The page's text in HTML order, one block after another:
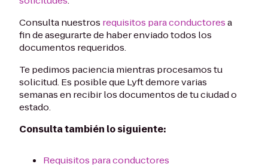
Consulta nuestros requisitos para conductoresa
fin de asegurarte de haber enviado todos los
documentos requeridos.
Te pedimos paciencia mientras procesamos tu
solicitud. Es posible que Lyft demore varias
semanas en recibir los documentos de tu ciudad o
estado.
Consulta también lo siguiente:
Requisitos para conductores